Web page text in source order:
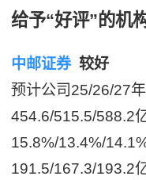
给予“好评”的机
中邮证券较好
预计公司25/26/27
454.6/515.5/588.2
15.8%/13.4%/
191.5/167.3/193.2